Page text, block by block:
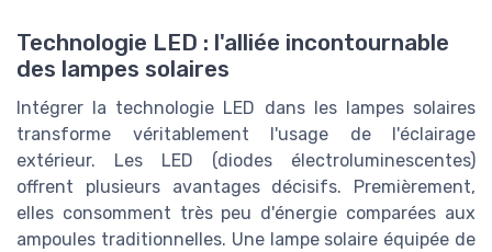
Technologie LED : l'alliée incontournable
des lampes solaires
Intégrer la technologie LED dans les lampes solaires
transforme véritablement l'usage de l'éclairage
extérieur. Les LED (diodes électroluminescentes)
offrent plusieurs avantages décisifs. Premièrement,
elles consomment très peu d'énergie comparées aux
ampoules traditionnelles. Une lampe solaire équipée de